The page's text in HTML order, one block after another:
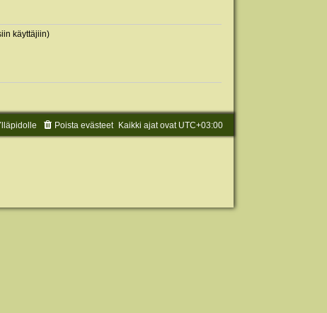
käyttäjiin)
Kaikki ajat ovat UTC+03:00
Poista evästeet